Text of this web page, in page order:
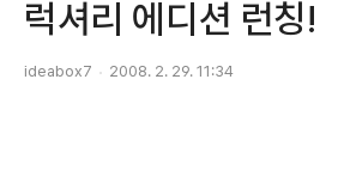
럭셔리 에디션 런칭!
ideabox7 2008. 2. 29. 11:34